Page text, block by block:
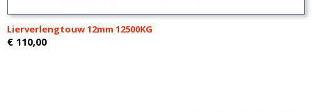
Lierverlengtouw 12mm 12500KG
€ 110,00